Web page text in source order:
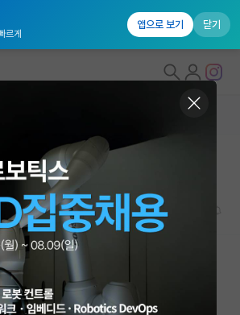
르게
앱으로 보기 닫기
야 합니다.